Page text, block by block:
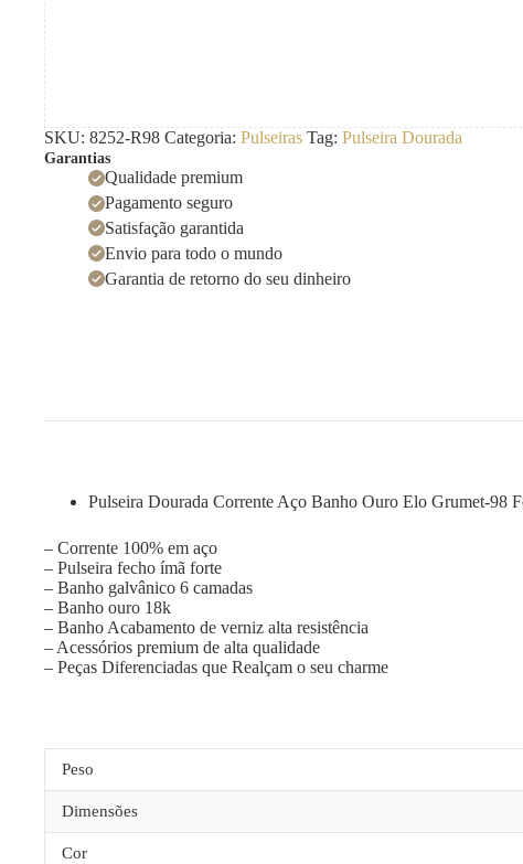
SKU: 8252-R98 Categoria: Pulseiras Tag: Pulseira Dourada
Garantias
Qualidade premium
Pagamento seguro
Satisfação garantida
Envio para todo o mundo
Garantia de retorno do seu dinheiro
Pulseira Dourada Corrente Aço Banho Ouro Elo Grumet-98
– Corrente 100% em aço
– Pulseira fecho ímã forte
– Banho galvânico 6 camadas
– Banho ouro 18k
– Banho Acabamento de verniz alta resistência
– Acessórios premium de alta qualidade
– Peças Diferenciadas que Realçam o seu charme
Peso
Dimensões
Cor